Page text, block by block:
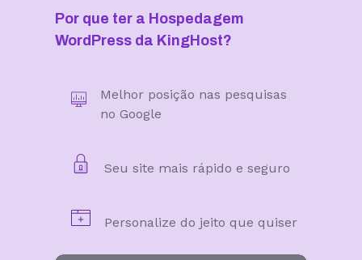
Por que ter a Hospedagem
WordPress da KingHost?
Melhor posição nas pesquisas
no Google
Seu site mais rápido e seguro
Personalize do jeito que quiser